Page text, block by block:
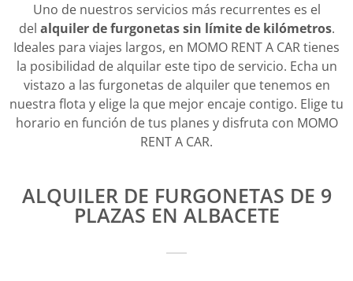
Uno de nuestros servicios más recurrentes es el
del alquiler de furgonetas sin límite de kilómetros.
Ideales para viajes largos, en MOMO RENT A CAR tienes
la posibilidad de alquilar este tipo de servicio. Echa un
vistazo a las furgonetas de alquiler que tenemos en
nuestra flota y elige la que mejor encaje contigo. Elige tu
horario en función de tus planes y disfruta con MOMO
RENT A CAR.
ALQUILER DE FURGONETAS DE 9
PLAZAS EN ALBACETE